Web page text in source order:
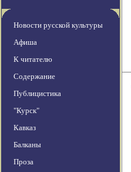
Новости русской культуры
Афиша
К читателю
Содержание
Публицистика
"Курск"
Кавказ
Балканы
Проза